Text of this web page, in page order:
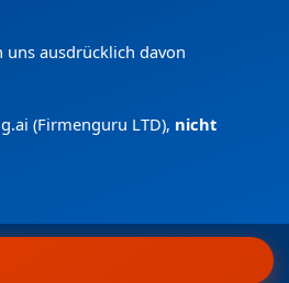
ausdrücklich davon
ai (Firmenguru LTD), nicht